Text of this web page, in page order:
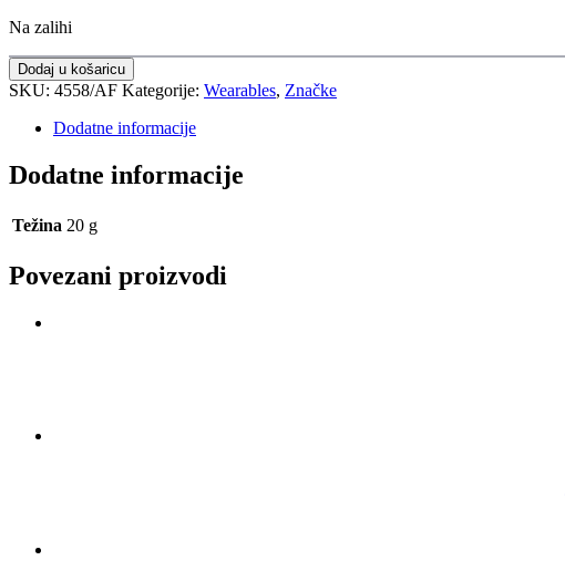
Na zalihi
Dodaj u košaricu
SKU: 4558/AF Kategorije: Wearables, Značke
Dodatne informacije
Dodatne informacije
Težina 20 g
Povezani proizvodi